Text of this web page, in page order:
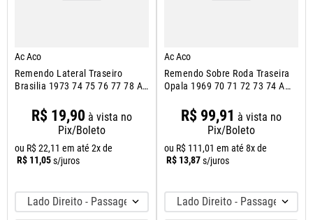
Ac Aco
Remendo Lateral Traseiro
Brasilia 1973 74 75 76 77 78 A
R$ 19,90 à vista no
Pix/Boleto
ou R$22,11 em até 2x de
R$ 11,05s/juros
Lado Direito - Passageiro
Ac Aco
Remendo Sobre Roda Traseira
Opala 1969 70 71 72 73 74 A
R$ 99,91 à vista no
Pix/Boleto
ou R$ 111,01 em até 8x de
R$ 13,87s/juros
Lado Direito - Passageiro